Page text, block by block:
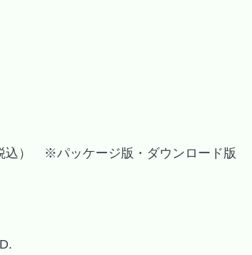
込） ※パッケージ版・ダウンロード版